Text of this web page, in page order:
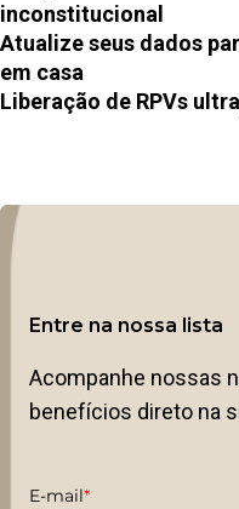
inconstitucional
Atualize seus dados
em casa
Liberação de RPVs
Entre na nossa lista
Acompanhe nossas
benefícios direto na
E-mail*